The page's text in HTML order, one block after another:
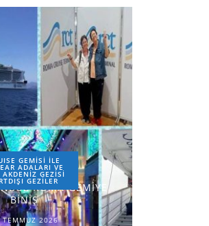
GEMİSİ İLE
ADALARI VE
AKDENİZ GEZİSİ
GEZILER
ROMA-GEMİYE
BİNİŞ
TEMMUZ 2026